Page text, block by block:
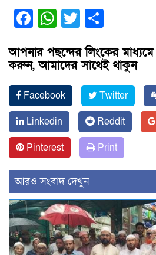
Facebook
WhatsApp
Twitter
আপনার পছন্দের লিংকের মাধ্যমে
করুন, আমাদের সাথেই থাকুন
Facebook Twitter
Linkedin
Reddit
Pinterest
Print
আরও সংবাদ দেখুন